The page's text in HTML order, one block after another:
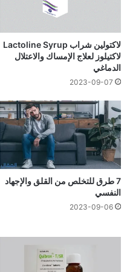
لاكتولين شراب Lactoline Syrup
لاكتيلوز لعلاج الإمساك والاعتلال
الدماغي
2023-09-07
7 طرق للتخلص من القلق والإجهاد
النفسي
2023-09-06